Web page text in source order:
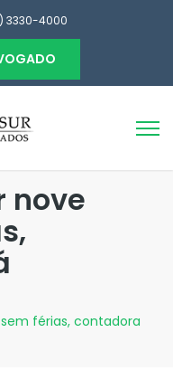
3330-4000
nove
férias, contadora